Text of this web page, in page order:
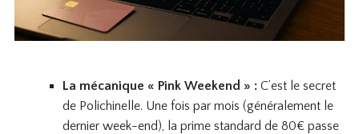
La mécanique « Pink Weekend » : C’est le secret
de Polichinelle. Une fois par mois (généralement le
dernier week-end), la prime standard de 80€ passe